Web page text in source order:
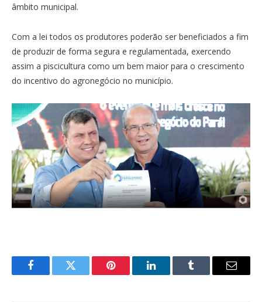
âmbito municipal.
Com a lei todos os produtores poderão ser beneficiados a fim
de produzir de forma segura e regulamentada, exercendo
assim a piscicultura como um bem maior para o crescimento
do incentivo do agronegócio no município.
FacebookTwitter Pinterest LinkedInTumblr Email